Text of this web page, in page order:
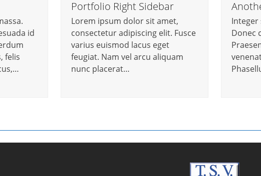
id
felis
Portfolio Right Sidebar
Lorem ipsum dolor sit amet,
consectetur adipiscing elit. Fusce
varius euismod lacus eget
feugiat. Nam vel arcu aliquam
nunc placerat…
Integer
Donec